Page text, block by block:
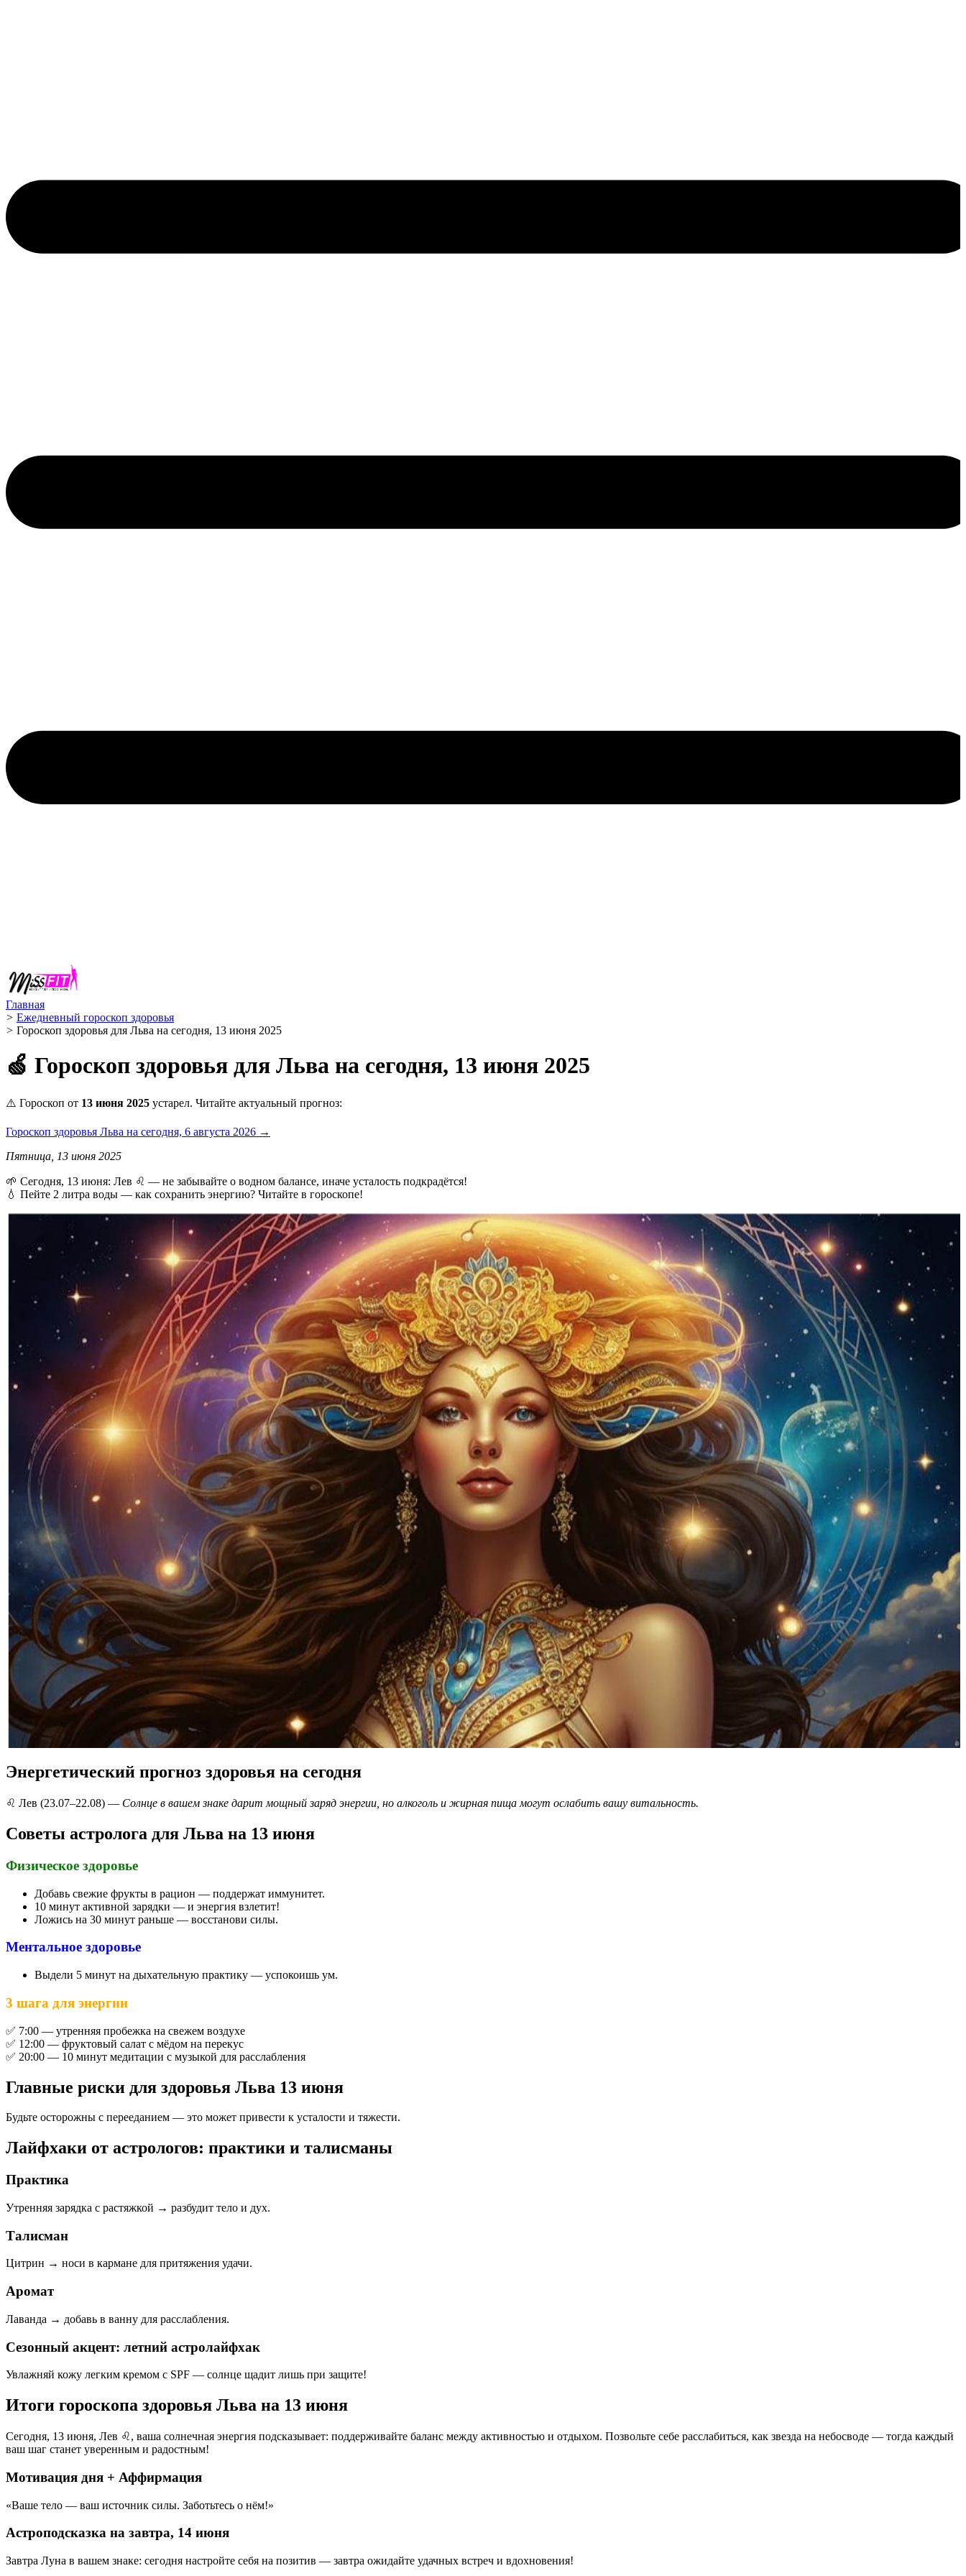
Главная
> Ежедневный гороскоп здоровья
> Гороскоп здоровья для Льва на сегодня, 13 июня 2025
🍏 Гороскоп здоровья для Льва на сегодня, 13 июня 2025
⚠️ Гороскоп от 13 июня 2025 устарел. Читайте актуальный прогноз:
Гороскоп здоровья Льва на сегодня, 6 августа 2026 →
Пятница, 13 июня 2025
🌱 Сегодня, 13 июня: Лев ♌ — не забывайте о водном балансе, иначе усталость подкрадётся!
💧 Пейте 2 литра воды — как сохранить энергию? Читайте в гороскопе!
Энергетический прогноз здоровья на сегодня
♌️ Лев (23.07–22.08) — Солнце в вашем знаке дарит мощный заряд энергии, но алкоголь и жирная пища могут ослабить вашу витальность.
Советы астролога для Льва на 13 июня
Физическое здоровье
Добавь свежие фрукты в рацион — поддержат иммунитет.
10 минут активной зарядки — и энергия взлетит!
Ложись на 30 минут раньше — восстанови силы.
Ментальное здоровье
Выдели 5 минут на дыхательную практику — успокоишь ум.
3 шага для энергии
✅ 7:00 — утренняя пробежка на свежем воздухе
✅ 12:00 — фруктовый салат с мёдом на перекус
✅ 20:00 — 10 минут медитации с музыкой для расслабления
Главные риски для здоровья Льва 13 июня
Будьте осторожны с перееданием — это может привести к усталости и тяжести.
Лайфхаки от астрологов: практики и талисманы
Практика
Утренняя зарядка с растяжкой → разбудит тело и дух.
Талисман
Цитрин → носи в кармане для притяжения удачи.
Аромат
Лаванда → добавь в ванну для расслабления.
Сезонный акцент: летний астролайфхак
Увлажняй кожу легким кремом с SPF — солнце щадит лишь при защите!
Итоги гороскопа здоровья Льва на 13 июня
Сегодня, 13 июня, Лев ♌, ваша солнечная энергия подсказывает: поддерживайте баланс между активностью и отдыхом. Позвольте себе расслабиться, как звезда на небосводе — тогда каждый
ваш шаг станет уверенным и радостным!
Мотивация дня + Аффирмация
«Ваше тело — ваш источник силы. Заботьтесь о нём!»
Астроподсказка на завтра, 14 июня
Завтра Луна в вашем знаке: сегодня настройте себя на позитив — завтра ожидайте удачных встреч и вдохновения!